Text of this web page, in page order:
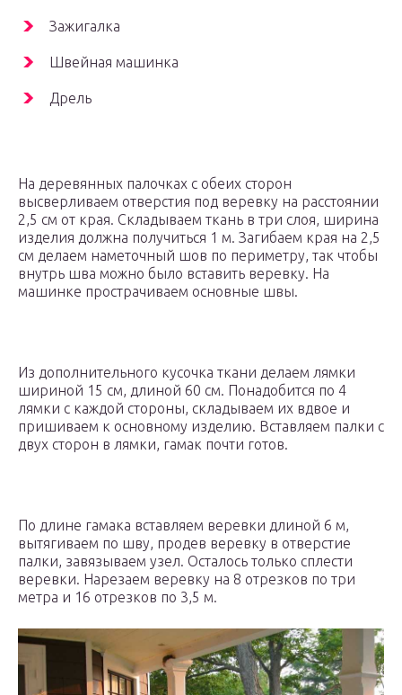
Зажигалка
Швейная машинка
Дрель
На деревянных палочках с обеих сторон
высверливаем отверстия под веревку на расстоянии
2,5 см от края. Складываем ткань в три слоя, ширина
изделия должна получиться 1 м. Загибаем края на 2,5
см делаем наметочный шов по периметру, так чтобы
внутрь шва можно было вставить веревку. На
машинке прострачиваем основные швы.
Из дополнительного кусочка ткани делаем лямки
шириной 15 см, длиной 60 см. Понадобится по 4
лямки с каждой стороны, складываем их вдвое и
пришиваем к основному изделию. Вставляем палки с
двух сторон в лямки, гамак почти готов.
По длине гамака вставляем веревки длиной 6 м,
вытягиваем по шву, продев веревку в отверстие
палки, завязываем узел. Осталось только сплести
веревки. Нарезаем веревку на 8 отрезков по три
метра и 16 отрезков по 3,5 м.